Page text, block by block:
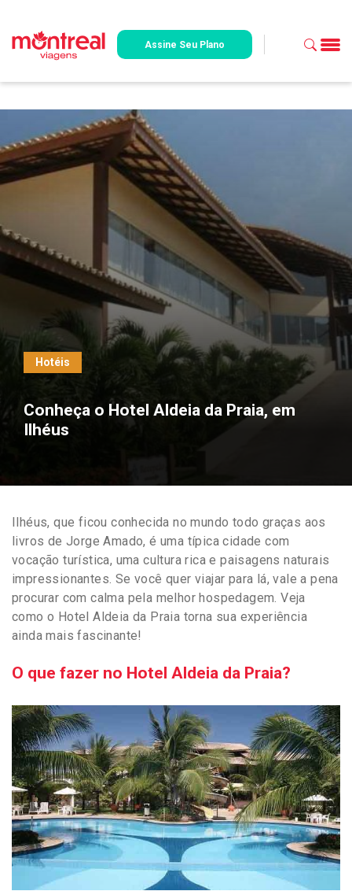
Assine Seu Plano
Hotéis
Conheça o Hotel Aldeia da Praia, em
Ilhéus
Ilhéus, que ficou conhecida no mundo todo graças aos
livros de Jorge Amado, é uma típica cidade com
vocação turística, uma cultura rica e paisagens naturais
impressionantes. Se você quer viajar para lá, vale a pena
procurar com calma pela melhor hospedagem. Veja
como o Hotel Aldeia da Praia torna sua experiência
ainda mais fascinante!
O que fazer no Hotel Aldeia da Praia?